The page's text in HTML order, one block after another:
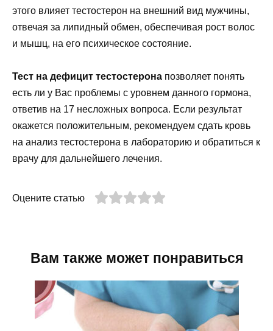
этого влияет тестостерон на внешний вид мужчины,
отвечая за липидный обмен, обеспечивая рост волос
и мышц, на его психическое состояние.
Тест на дефицит тестостерона позволяет понять
есть ли у Вас проблемы с уровнем данного гормона,
ответив на 17 несложных вопроса. Если результат
окажется положительным, рекомендуем сдать кровь
на анализ тестостерона в лабораторию и обратиться к
врачу для дальнейшего лечения.
Оцените статью
Вам также может понравиться